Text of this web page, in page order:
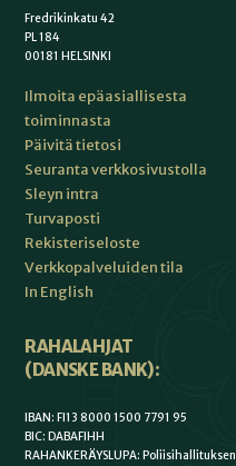
Fredrikinkatu 42
PL 184
00181 HELSINKI
Ilmoita epäasiallisesta
toiminnasta
Päivitä tietosi
Seuranta verkkosivustolla
Sleyn intra
Turvaposti
Rekisteriseloste
Verkkopalveluiden tila
In English
RAHALAHJAT
(DANSKE BANK):
IBAN: FI13 8000 1500 7791 95
BIC: DABAFIHH
RAHANKERÄYSLUPA: Poliisihallituksen